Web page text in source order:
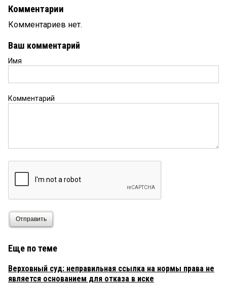
Комментарии
Комментариев нет.
Ваш комментарий
Имя
Комментарий
Отправить
Еще по теме
Верховный суд: неправильная ссылка на нормы права не
является основанием для отказа в иске